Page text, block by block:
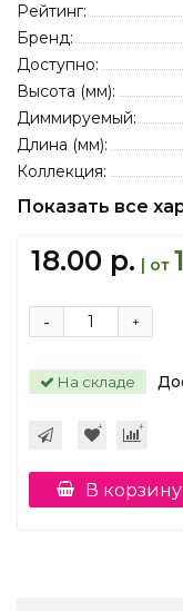
Рейтинг:
Бренд:
Доступно:
Высота (мм):
Диммируемый:
Длина (мм):
Коллекция:
Показать все
18.00 р. | от
+
-
На складе
В корзину